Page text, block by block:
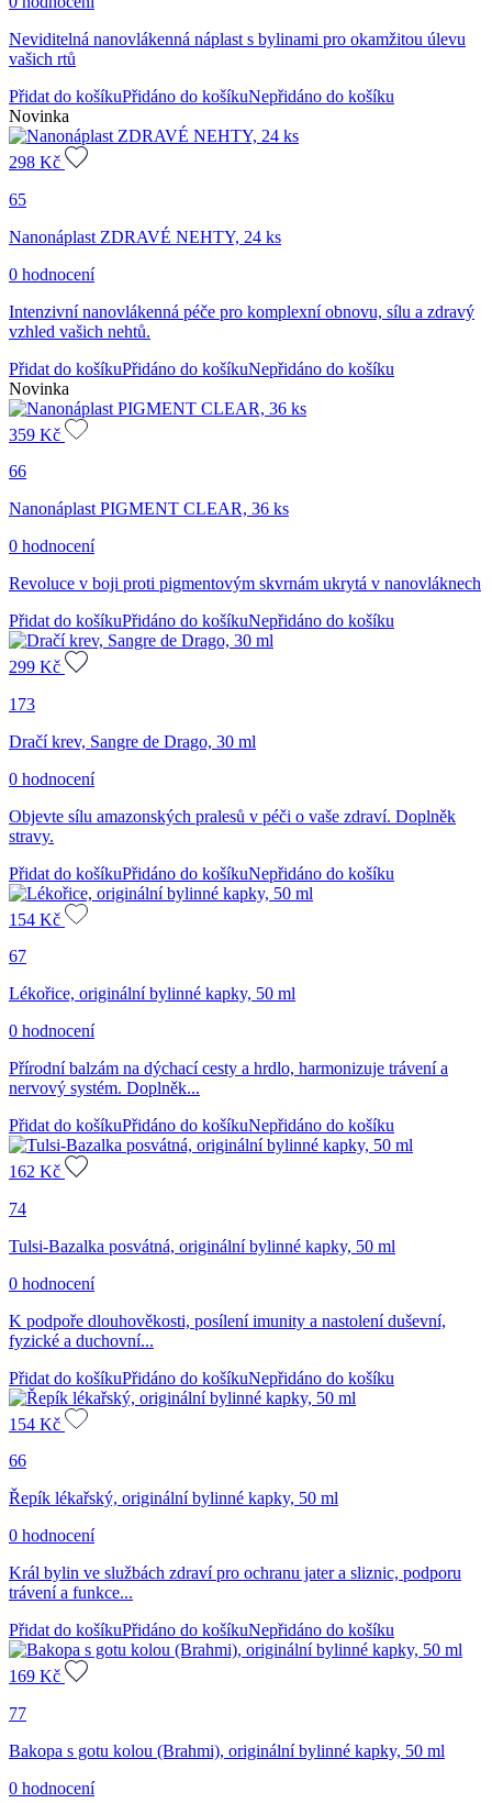
Neviditelná nanovlákenná náplast s bylinami pro okamžitou úlevu
vašich rtů
Přidat do košíkuPřidáno do košíkuNepřidáno do košíku
Novinka
298 Kč
65
Nanonáplast ZDRAVÉ NEHTY, 24 ks
0 hodnocení
Intenzivní nanovlákenná péče pro komplexní obnovu, sílu a zdravý
vzhled vašich nehtů.
Přidat do košíkuPřidáno do košíkuNepřidáno do košíku
Novinka
359 Kč
66
Nanonáplast PIGMENT CLEAR, 36 ks
0 hodnocení
Revoluce v boji proti pigmentovým skvrnám ukrytá v nanovláknech
Přidat do košíkuPřidáno do košíkuNepřidáno do košíku
299 Kč
173
Dračí krev, Sangre de Drago, 30 ml
0 hodnocení
Objevte sílu amazonských pralesů v péči o vaše zdraví. Doplněk
stravy.
Přidat do košíkuPřidáno do košíkuNepřidáno do košíku
154 Kč
67
Lékořice, originální bylinné kapky, 50 ml
0 hodnocení
Přírodní balzám na dýchací cesty a hrdlo, harmonizuje trávení a
nervový systém. Doplněk...
Přidat do košíkuPřidáno do košíkuNepřidáno do košíku
162 Kč
74
Tulsi-Bazalka posvátná, originální bylinné kapky, 50 ml
0 hodnocení
K podpoře dlouhověkosti, posílení imunity a nastolení duševní,
fyzické a duchovní...
Přidat do košíkuPřidáno do košíkuNepřidáno do košíku
154 Kč
66
Řepík lékařský, originální bylinné kapky, 50 ml
0 hodnocení
Král bylin ve službách zdraví pro ochranu jater a sliznic, podporu
trávení a funkce...
Přidat do košíkuPřidáno do košíkuNepřidáno do košíku
169 Kč
77
Bakopa s gotu kolou (Brahmi), originální bylinné kapky, 50 ml
0 hodnocení